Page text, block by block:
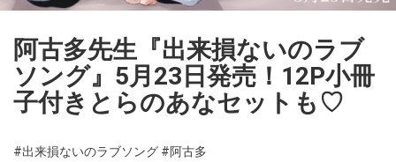
阿古多先生『出来損ないのラブ
ソング』5月23日発売！12P小冊
子付きとらのあなセットも♡
#出来損ないのラブソング #阿古多